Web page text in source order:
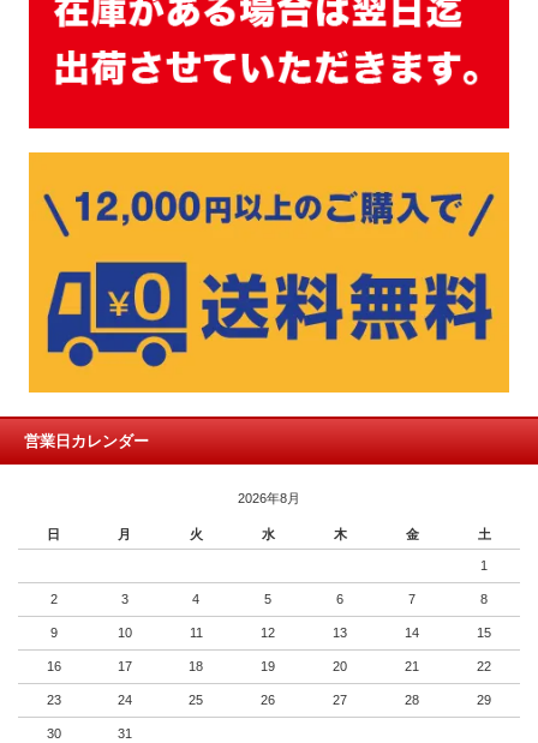
営業日カレンダー
2026年8月
日 月 火 水 木 金 土
1
2 3 4 5 6 7 8
9 10 11 12 13 14 15
16 17 18 19 20 21 22
23 24 25 26 27 28 29
30 31